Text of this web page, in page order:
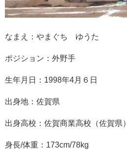
なまえ：やまぐち ゆうた
ポジション：外野手
生年月日：1998年4月６日
出身地：佐賀県
出身高校：佐賀商業高校（佐賀県）
身長/体重：173cm/78kg